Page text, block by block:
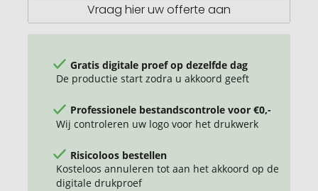
Vraag hier uw offerte aan
Gratis digitale proef op dezelfde dag
De productie start zodra u akkoord geeft
Professionele bestandscontrole voor €0,-
Wij controleren uw logo voor het drukwerk
Risicoloos bestellen
Kosteloos annuleren tot aan het akkoord op de
digitale drukproef